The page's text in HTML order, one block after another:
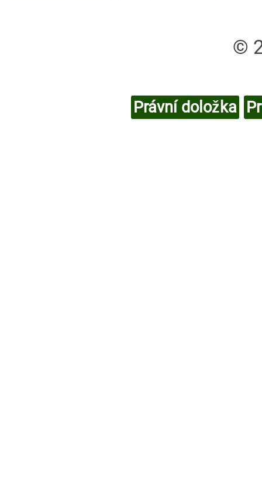
©
Právní doložka